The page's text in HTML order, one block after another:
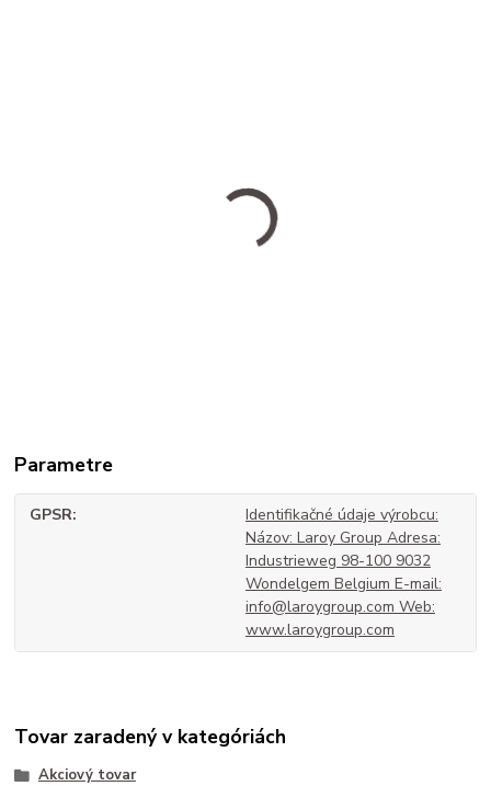
Parametre
GPSR
Identifikačné údaje výrobcu:
Názov: Laroy Group Adresa:
Industrieweg 98-100 9032
Wondelgem Belgium E-mail:
info@laroygroup.com Web:
www.laroygroup.com
Tovar zaradený v kategóriách
Akciový tovar